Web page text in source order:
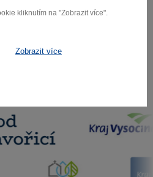
kliknutím na "Zobrazit více".
Zobrazit více